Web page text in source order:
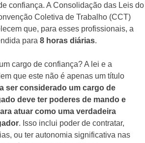
confiança. A Consolidação das Leis do
Coletiva de Trabalho (CCT)
que, para esses profissionais, a
para 8 horas diárias.
cargo de confiança? A lei e a
que este não é apenas um título
ser considerado um cargo de
deve ter poderes de mando e
atuar como uma verdadeira
. Isso inclui poder de contratar,
ou ter autonomia significativa nas